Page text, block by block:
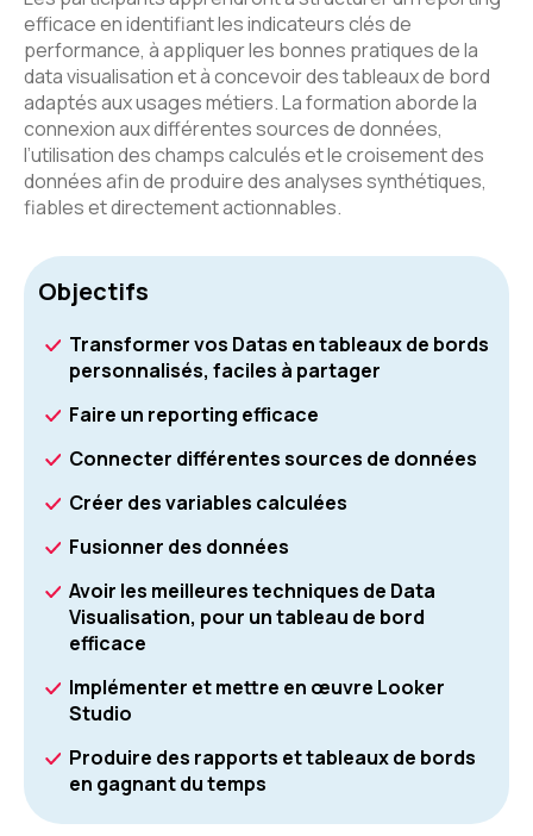
efficace en identifiant les indicateurs clés de
performance, à appliquer les bonnes pratiques de la
data visualisation et à concevoir des tableaux de bord
adaptés aux usages métiers. La formation aborde la
connexion aux différentes sources de données,
l’utilisation des champs calculés et le croisement des
données afin de produire des analyses synthétiques,
fiables et directement actionnables.
Objectifs
Transformer vos Datas en tableaux de bords
personnalisés, faciles à partager
Faire un reporting efficace
Connecter différentes sources de données
Créer des variables calculées
Fusionner des données
Avoir les meilleures techniques de Data
Visualisation, pour un tableau de bord
efficace
Implémenter et mettre en œuvre Looker
Studio
Produire des rapports et tableaux de bords
en gagnant du temps